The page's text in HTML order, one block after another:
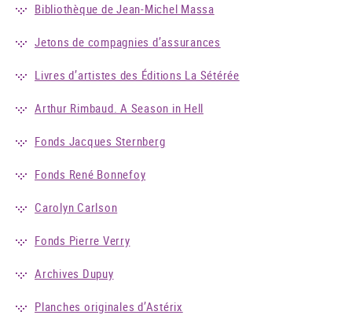
Bibliothèque de Jean-Michel Massa
Jetons de compagnies d’assurances
Livres d’artistes des Éditions La Sétérée
Arthur Rimbaud. A Season in Hell
Fonds Jacques Sternberg
Fonds René Bonnefoy
Carolyn Carlson
Fonds Pierre Verry
Archives Dupuy
Planches originales d’Astérix